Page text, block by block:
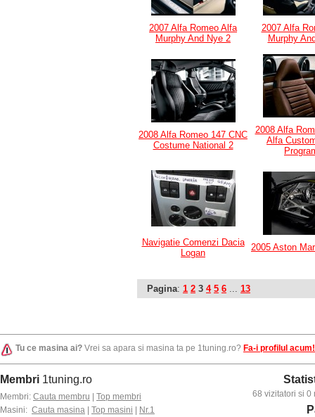
2007 Alfa Romeo Alfa
Murphy And Nye 2
2007 Alfa
Murphy
2008 Alfa Romeo 147 CNC
Costume National 2
2008 Alfa
Alfa
Navigatie Comenzi Dacia
Logan
2005 Aston
Pagina: 1 2 3 4 5 6 ... 13
Tu ce masina ai? Vrei sa apara si masina ta pe 1tuning.ro? Fa-i profilul acum!
Membri 1tuning.ro
Membri: Cauta membru
Top membri
Masini: Cauta masina Top masini
Nr.1
68 vizitatori si 0